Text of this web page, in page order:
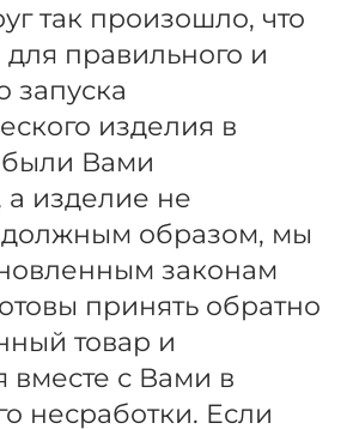
так произошло, что
для правильного и
запуска
изделия в
Вами
изделие не
должным образом, мы
законам
принять обратно
товар и
вместе с Вами в
несработки. Если